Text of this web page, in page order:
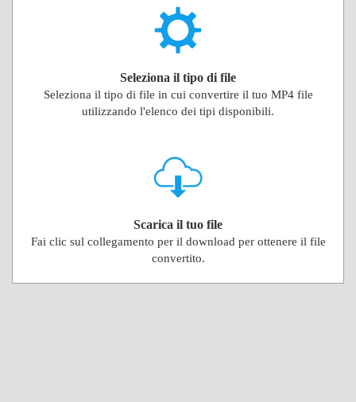
Seleziona il tipo di file
Seleziona il tipo di file in cui convertire il tuo MP4 file
utilizzando l'elenco dei tipi disponibili.
Scarica il tuo file
Fai clic sul collegamento per il download per ottenere il file
convertito.